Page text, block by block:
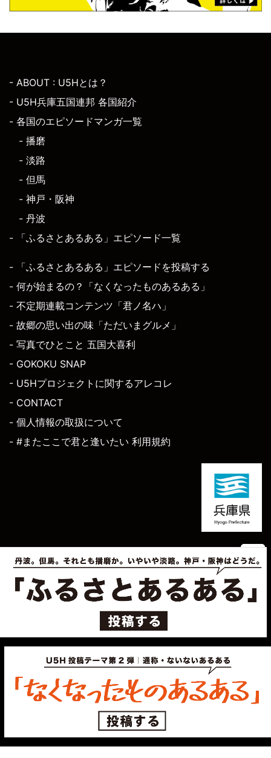
- ABOUT : U5Hとは？
- U5H兵庫五国連邦 各国紹介
- 各国のエピソードマンガ一覧
- 播磨
- 淡路
- 但馬
- 神戸・阪神
- 丹波
- 「ふるさとあるある」エピソード一覧
- 「ふるさとあるある」エピソードを投稿する
- 何が始まるの？「なくなったものあるある」
- 不定期連載コンテンツ「君ノ名ハ」
- 故郷の思い出の味「ただいまグルメ」
- 写真でひとこと 五国大喜利
- GOKOKU SNAP
- U5Hプロジェクトに関するアレコレ
- CONTACT
- 個人情報の取扱について
- #またここで君と逢いたい 利用規約